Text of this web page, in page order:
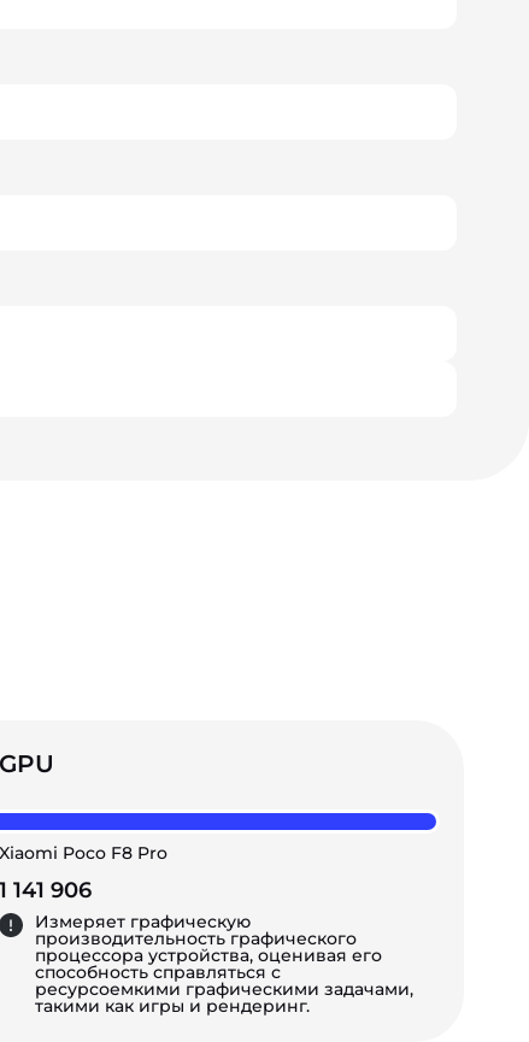
GPU
Xiaomi Poco F8 Pro
1 141 906
Измеряет графическую
производительность графического
процессора устройства, оценивая его
способность справляться с
ресурсоемкими графическими задачами,
такими как игры и рендеринг.